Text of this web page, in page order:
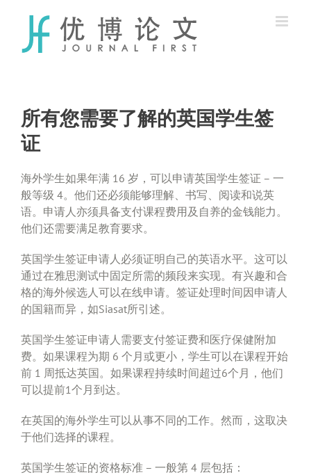
content
所有您需要了解的英国学生签
证
海外学生如果年满 16 岁，可以申请英国学生签证 – 一
般等级 4。他们还必须能够理解、书写、阅读和说英
语。申请人亦须具备支付课程费用及自养的金钱能力。
他们还需要满足教育要求。
英国学生签证申请人必须证明自己的英语水平。这可以
通过在雅思测试中固定所需的频段来实现。有兴趣和合
格的海外候选人可以在线申请。签证处理时间因申请人
的国籍而异，如Siasat所引述。
英国学生签证申请人需要支付签证费和医疗保健附加
费。如果课程为期 6 个月或更小，学生可以在课程开始
前 1 周抵达英国。如果课程持续时间超过6个月，他们
可以提前1个月到达。
在英国的海外学生可以从事不同的工作。然而，这取决
于他们选择的课程。
英国学生签证的资格标准 – 一般第 4 层包括：